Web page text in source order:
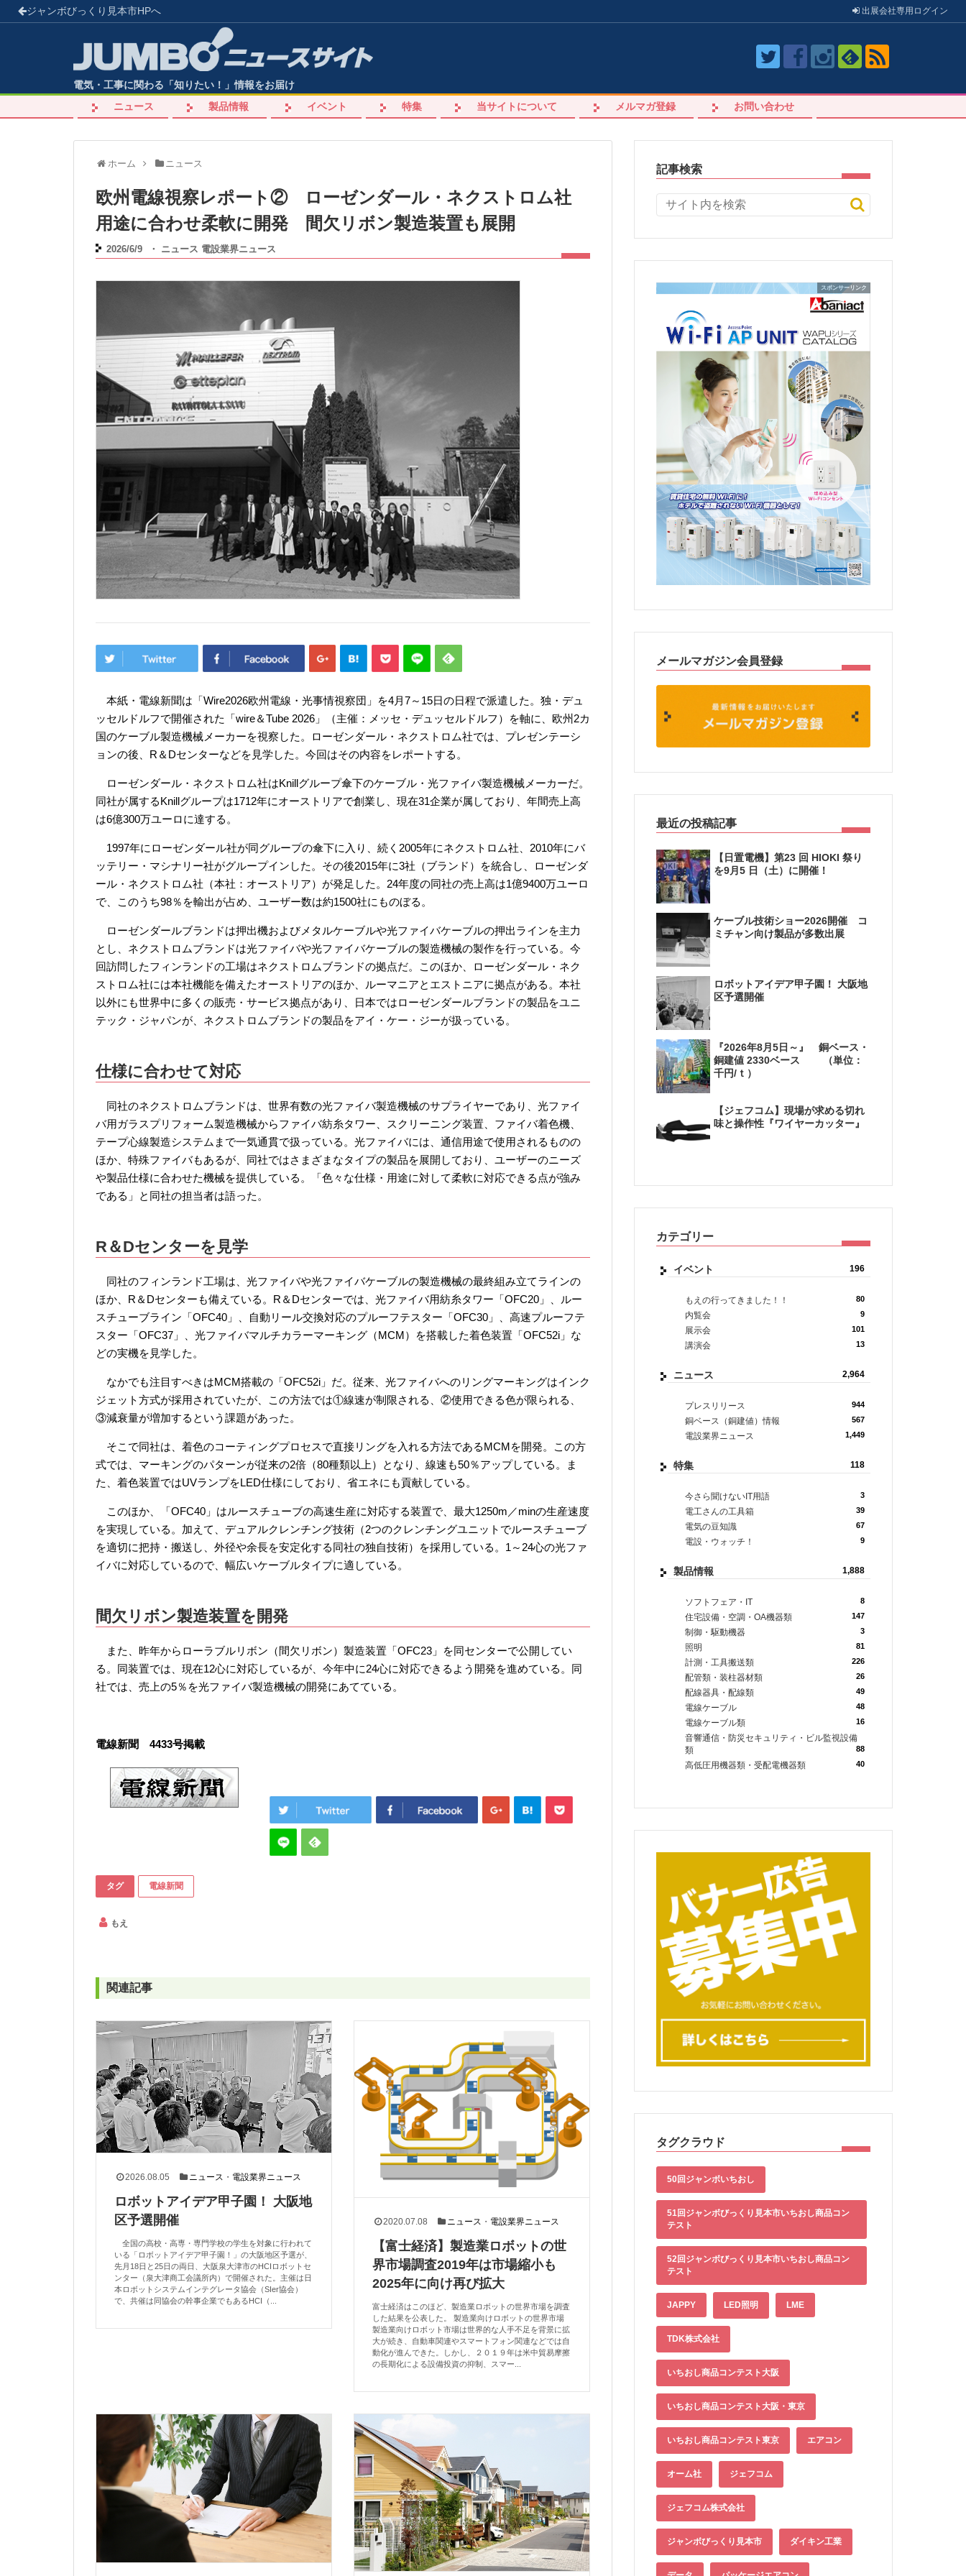
ジャンボびっくり見本市HPへ 出展会社専用 ログイン
電気・工事に関わる「知りたい！」情報をお届け
ニュース
製品情報 イベント 特集 当サイトについて メルマガ登録 お問い合わせ
ホーム ニュース
欧州電線視察レポート② ローゼンダール・ネクストロム社
用途に合わせ柔軟に開発 間欠リボン製造装置も展開
2026/6/9 ・ ニュース 電設業界ニュース
本紙・電線新聞は「Wire2026欧州電線・光事情視察団」を4月7～15日の日程で派遣した。独・デュ
ッセルドルフで開催された「wire＆Tube 2026」（主催：メッセ・デュッセルドルフ）を軸に、欧州2カ
国のケーブル製造機械メーカーを視察した。ローゼンダール・ネクストロム社では、プレゼンテーシ
ョンの後、R＆Dセンターなどを見学した。今回はその内容をレポートする。
ローゼンダール・ネクストロム社はKnillグループ傘下のケーブル・光ファイバ製造機械メーカーだ。
同社が属するKnillグループは1712年にオーストリアで創業し、現在31企業が属しており、年間売上高
は6億300万ユーロに達する。
1997年にローゼンダール社が同グループの傘下に入り、続く2005年にネクストロム社、2010年にバ
ッテリー・マシナリー社がグループインした。その後2015年に3社（ブランド）を統合し、ローゼンダ
ール・ネクストロム社（本社：オーストリア）が発足した。24年度の同社の売上高は1億9400万ユーロ
で、このうち98％を輸出が占め、ユーザー数は約1500社にものぼる。
ローゼンダールブランドは押出機およびメタルケーブルや光ファイバケーブルの押出ラインを主力
とし、ネクストロムブランドは光ファイバや光ファイバケーブルの製造機械の製作を行っている。今
回訪問したフィンランドの工場はネクストロムブランドの拠点だ。このほか、ローゼンダール・ネク
ストロム社には本社機能を備えたオーストリアのほか、ルーマニアとエストニアに拠点がある。本社
以外にも世界中に多くの販売・サービス拠点があり、日本ではローゼンダールブランドの製品をユニ
テック・ジャパンが、ネクストロムブランドの製品をアイ・ケー・ジーが扱っている。
仕様に合わせて対応
同社のネクストロムブランドは、世界有数の光ファイバ製造機械のサプライヤーであり、光ファイ
バ用ガラスプリフォーム製造機械からファイバ紡糸タワー、スクリーニング装置、ファイバ着色機、
テープ心線製造システムまで一気通貫で扱っている。光ファイバには、通信用途で使用されるものの
ほか、特殊ファイバもあるが、同社ではさまざまなタイプの製品を展開しており、ユーザーのニーズ
や製品仕様に合わせた機械を提供している。「色々な仕様・用途に対して柔軟に対応できる点が強み
である」と同社の担当者は語った。
R＆Dセンターを見学
同社のフィンランド工場は、光ファイバや光ファイバケーブルの製造機械の最終組み立てラインの
ほか、R＆Dセンターも備えている。R＆Dセンターでは、光ファイバ用紡糸タワー「OFC20」、ルー
スチューブライン「OFC40」、自動リール交換対応のプルーフテスター「OFC30」、高速プルーフテ
スター「OFC37」、光ファイバマルチカラーマーキング（MCM）を搭載した着色装置「OFC52i」な
どの実機を見学した。
なかでも注目すべきはMCM搭載の「OFC52i」だ。従来、光ファイバへのリングマーキングはインク
ジェット方式が採用されていたが、この方法では①線速が制限される、②使用できる色が限られる、
③減衰量が増加するという課題があった。
そこで同社は、着色のコーティングプロセスで直接リングを入れる方法であるMCMを開発。この方
式では、マーキングのパターンが従来の2倍（80種類以上）となり、線速も50％アップしている。ま
た、着色装置ではUVランプをLED仕様にしており、省エネにも貢献している。
このほか、「OFC40」はルースチューブの高速生産に対応する装置で、最大1250m／minの生産速度
を実現している。加えて、デュアルクレンチング技術（2つのクレンチングユニットでルースチューブ
を適切に把持・搬送し、外径や余長を安定化する同社の独自技術）を採用している。1～24心の光ファ
イバに対応しているので、幅広いケーブルタイプに適している。
間欠リボン製造装置を開発
また、昨年からローラブルリボン（間欠リボン）製造装置「OFC23」を同センターで公開してい
る。同装置では、現在12心に対応しているが、今年中に24心に対応できるよう開発を進めている。同
社では、売上の5％を光ファイバ製造機械の開発にあてている。
電線新聞 4433号掲載
タグ 電線新聞
もえ
関連記事
2026.08.05 ニュース ・ 電設業界ニュース
ロボットアイデア甲子園！ 大阪地
区予選開催
全国の高校・高専・専門学校の学生を対象に行われて
いる「ロボットアイデア甲子園！」の大阪地区予選が、
先月18日と25日の両日、大阪泉大津市のHCIロボットセ
ンター（泉大津商工会議所内）で開催された。主催は日
本ロボットシステムインテグレータ協会（SIer協会）
で、共催は同協会の幹事企業でもあるHCI（...
2020.07.08 ニュース ・ 電設業界ニュース
【富士経済】製造業ロボットの世
界市場調査2019年は市場縮小も
2025年に向け再び拡大
富士経済はこのほど、製造業ロボットの世界市場を調査
した結果を公表した。 製造業向けロボットの世界市場
製造業向けロボット市場は世界的な人手不足を背景に拡
大が続き、自動車関連やスマートフォン関連などでは自
動化が進んできた。しかし、２０１９年は米中貿易摩擦
の長期化による設備投資の抑制、スマー...
記事検索
メールマガジン会員登録
最近の投稿記事
【日置電機】第23 回 HIOKI 祭り
を9月5 日（土）に開催！
ケーブル技術ショー2026開催 コ
ミチャン向け製品が多数出展
ロボットアイデア甲子園！ 大阪地
区予選開催
『2026年8月5日～』 銅ベース・
銅建値 2330ベース （単位：
千円/ｔ）
【ジェフコム】現場が求める切れ
味と操作性『ワイヤーカッター』
カテゴリー
イベント 196
もえの行ってきました！！ 80
内覧会 9
展示会 101
講演会 13
ニュース 2,964
プレスリリース 944
銅ベース（銅建値）情報 567
電設業界ニュース 1,449
特集 118
今さら聞けないIT用語 3
電工さんの工具箱 39
電気の豆知識 67
電設・ウォッチ！ 9
製品情報 1,888
ソフトフェア・IT 8
住宅設備・空調・OA機器類 147
制御・駆動機器 3
照明 81
計測・工具搬送類 226
配管類・装柱器材類 26
配線器具・配線類 49
電線ケーブル 48
電線ケーブル類 16
音響通信・防災セキュリティ・ビル監視設備
類
88
高低圧用機器類・受配電機器類 40
タグクラウド
50回ジャンボいちおし
51回ジャンボびっくり見本市いちおし商品コン
テスト
52回ジャンボびっくり見本市いちおし商品コン
テスト
JAPPY LED照明 LME
TDK株式会社
いちおし商品コンテスト大阪
いちおし商品コンテスト大阪・東京
いちおし商品コンテスト東京 エアコン
オーム社 ジェフコム
ジェフコム株式会社
ジャンボびっくり見本市 ダイキン工業